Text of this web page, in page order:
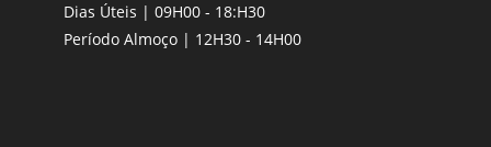
Dias Úteis | 09H00 - 18:H30
Período Almoço | 12H30 - 14H00